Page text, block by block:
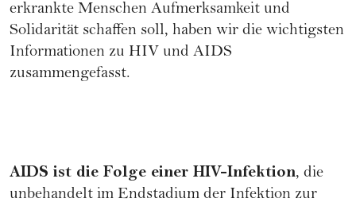
erkrankte Menschen Aufmerksamkeit und
Solidarität schaffen soll, haben wir die wichtigsten
Informationen zu HIV und AIDS
zusammengefasst.
AIDS ist die Folge einer HIV-Infektion, die
unbehandelt im Endstadium der Infektion zur